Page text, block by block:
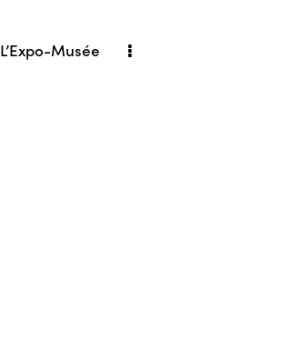
L’Expo-Musée